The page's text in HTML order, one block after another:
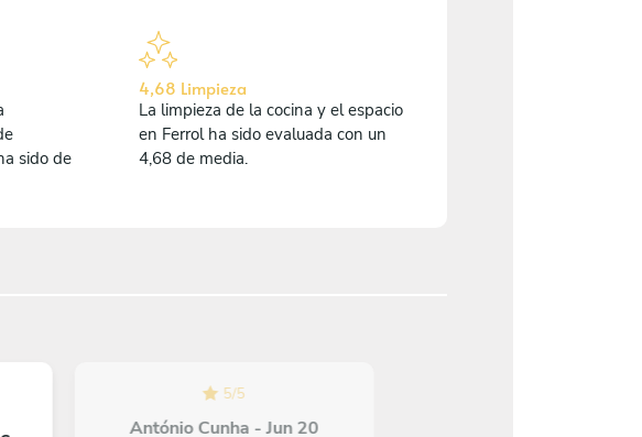
sido de
4,68 Limpieza
La limpieza de la cocina y el espacio
en Ferrol ha sido evaluada con un
4,68 de media.
5/5
António Cunha - Jun 20